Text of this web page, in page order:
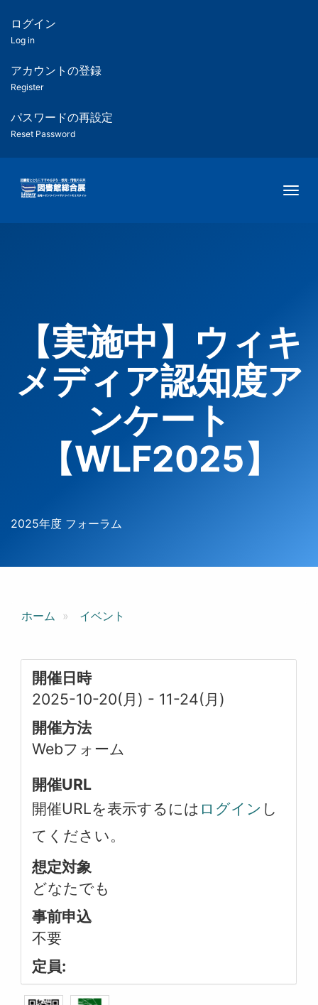
ツ
匿
名
ユ
ー
ー
用
メ
ログイン
Log in
アカウントの登録
Register
パスワードの再設定
Reset Password
【実施中】ウィキ
メディア認知度ア
ンケート
【WLF2025】
2025年度 フォーラム
ホーム イベント
開催日時
2025-10-20(月) - 11-24(月)
開催方法
Webフォーム
開催URL
開催URLを表示するには ログイン し
てください。
想定対象
どなたでも
事前申込
不要
定員: